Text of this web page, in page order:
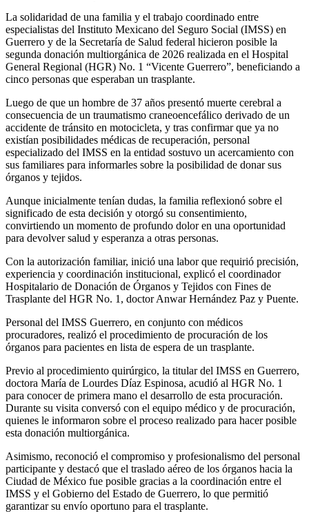
La solidaridad de una familia y el trabajo coordinado entre
especialistas del Instituto Mexicano del Seguro Social (IMSS) en
Guerrero y de la Secretaría de Salud federal hicieron posible la
segunda donación multiorgánica de 2026 realizada en el Hospital
General Regional (HGR) No. 1 “Vicente Guerrero”, beneficiando a
cinco personas que esperaban un trasplante.
Luego de que un hombre de 37 años presentó muerte cerebral a
consecuencia de un traumatismo craneoencefálico derivado de un
accidente de tránsito en motocicleta, y tras confirmar que ya no
existían posibilidades médicas de recuperación, personal
especializado del IMSS en la entidad sostuvo un acercamiento con
sus familiares para informarles sobre la posibilidad de donar sus
órganos y tejidos.
Aunque inicialmente tenían dudas, la familia reflexionó sobre el
significado de esta decisión y otorgó su consentimiento,
convirtiendo un momento de profundo dolor en una oportunidad
para devolver salud y esperanza a otras personas.
Con la autorización familiar, inició una labor que requirió precisión,
experiencia y coordinación institucional, explicó el coordinador
Hospitalario de Donación de Órganos y Tejidos con Fines de
Trasplante del HGR No. 1, doctor Anwar Hernández Paz y Puente.
Personal del IMSS Guerrero, en conjunto con médicos
procuradores, realizó el procedimiento de procuración de los
órganos para pacientes en lista de espera de un trasplante.
Previo al procedimiento quirúrgico, la titular del IMSS en Guerrero,
doctora María de Lourdes Díaz Espinosa, acudió al HGR No. 1
para conocer de primera mano el desarrollo de esta procuración.
Durante su visita conversó con el equipo médico y de procuración,
quienes le informaron sobre el proceso realizado para hacer posible
esta donación multiorgánica.
Asimismo, reconoció el compromiso y profesionalismo del personal
participante y destacó que el traslado aéreo de los órganos hacia la
Ciudad de México fue posible gracias a la coordinación entre el
IMSS y el Gobierno del Estado de Guerrero, lo que permitió
garantizar su envío oportuno para el trasplante.